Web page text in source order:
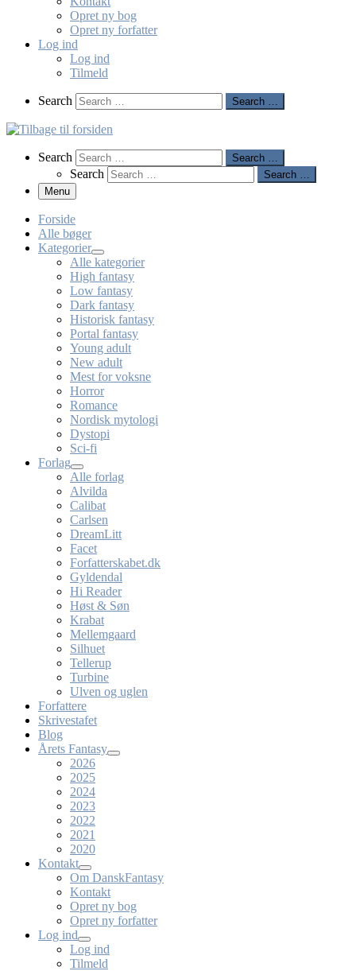
Opret ny bog
Opret ny forfatter
Log ind
Log ind
Tilmeld
Search
Search Search …
Search
Search Search …
Search
Search …
Menu
Forside
Alle bøger
Kategorier
Alle kategorier
High fantasy
Low fantasy
Dark fantasy
Historisk fantasy
Portal fantasy
Young adult
New adult
Mest for voksne
Horror
Romance
Nordisk mytologi
Dystopi
Sci-fi
Forlag
Alle forlag
Alvilda
Calibat
Carlsen
DreamLitt
Facet
Forfatterskabet.dk
Gyldendal
Hi Reader
Høst & Søn
Krabat
Mellemgaard
Silhuet
Tellerup
Turbine
Ulven og uglen
Forfattere
Skrivestafet
Blog
Årets Fantasy
2026
2025
2024
2023
2022
2021
2020
Kontakt
Om DanskFantasy
Kontakt
Opret ny bog
Opret ny forfatter
Log ind
Log ind
Tilmeld